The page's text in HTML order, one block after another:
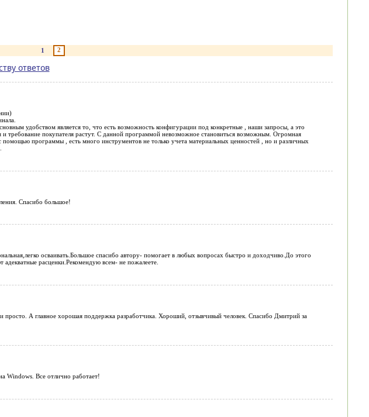
1 2
ответов
удобством является то, что есть возможность конфигурации под конкретные , наши запросы, а это
требование покупателя растут. С данной программой невозможное становиться возможным. Огромная
программы , есть много инструментов не только учета материальных ценностей , но и различных
Спасибо большое!
осваивать.Большое спасибо автору- помогает в любых вопросах быстро и доходчиво.До этого
расценки.Рекомендую всем- не пожалеете.
просто. А главное хорошая поддержка разработчика. Хороший, отзывчивый человек. Спасибо Дмитрий за
Windows. Все отлично работает!